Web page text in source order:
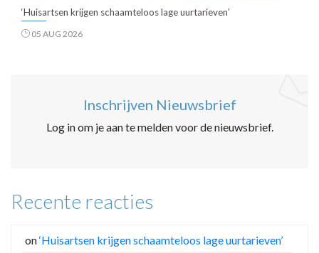
‘Huisartsen krijgen schaamteloos lage uurtarieven’
05 AUG 2026
Inschrijven Nieuwsbrief
Log in om je aan te melden voor de nieuwsbrief.
Recente reacties
on‘Huisartsen krijgen schaamteloos lage uurtarieven’